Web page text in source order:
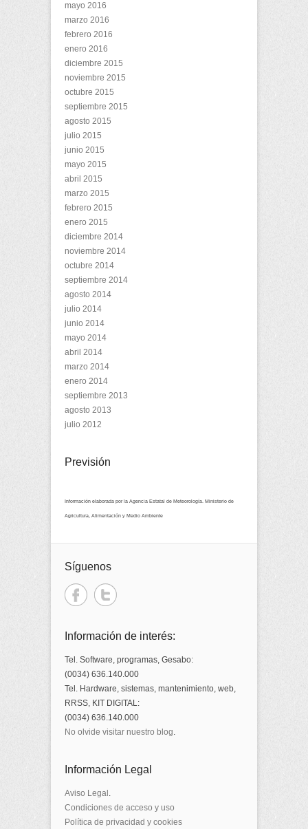
mayo 2016
marzo 2016
febrero 2016
enero 2016
diciembre 2015
noviembre 2015
octubre 2015
septiembre 2015
agosto 2015
julio 2015
junio 2015
mayo 2015
abril 2015
marzo 2015
febrero 2015
enero 2015
diciembre 2014
noviembre 2014
octubre 2014
septiembre 2014
agosto 2014
julio 2014
junio 2014
mayo 2014
abril 2014
marzo 2014
enero 2014
septiembre 2013
agosto 2013
julio 2012
Previsión
Información elaborada por la Agencia Estatal de Meteorología. Ministerio de
Agricultura, Alimentación y Medio Ambiente
Síguenos
Información de interés:
Tel. Software, programas, Gesabo:
(0034) 636.140.000
Tel. Hardware, sistemas, mantenimiento, web,
RRSS, KIT DIGITAL:
(0034) 636.140.000
No olvide visitar nuestro blog.
Información Legal
Aviso Legal .
Condiciones de acceso y uso
Política de privacidad y cookies